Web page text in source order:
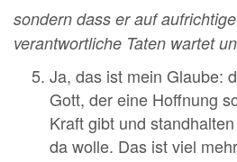
sondern dass er auf aufrichtige
verantwortliche Taten wartet
Ja, das ist mein Glaube:
Gott, der eine Hoffnung
Kraft gibt und
da wolle. Das ist viel